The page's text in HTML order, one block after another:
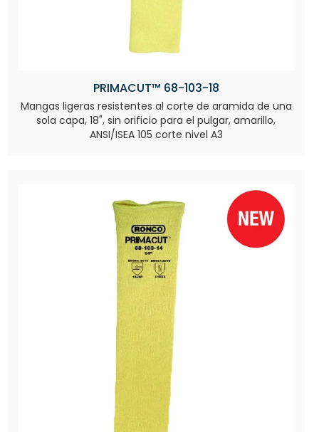
PRIMACUT™ 68-103-18
Mangas ligeras resistentes al corte de aramida de una
sola capa, 18", sin orificio para el pulgar, amarillo,
ANSI/ISEA 105 corte nivel A3